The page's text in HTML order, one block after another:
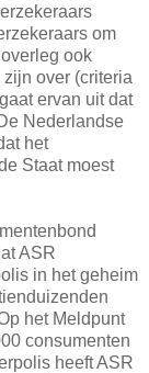
om
ook
over (criteria
ervan uit dat
Nederlandse
het
Staat moest
ASR
in het geheim
het Meldpunt
consumenten
heeft ASR